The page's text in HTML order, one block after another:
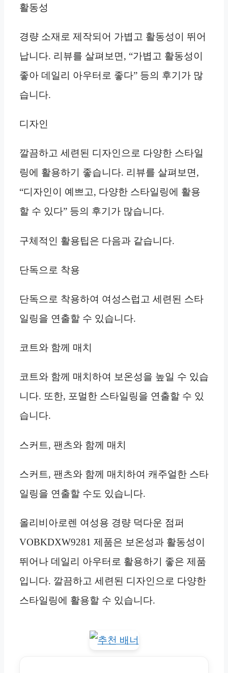
활동성
경량 소재로 제작되어 가볍고 활동성이 뛰어
납니다. 리뷰를 살펴보면, “가볍고 활동성이
좋아 데일리 아우터로 좋다” 등의 후기가 많
습니다.
디자인
깔끔하고 세련된 디자인으로 다양한 스타일
링에 활용하기 좋습니다. 리뷰를 살펴보면,
“디자인이 예쁘고, 다양한 스타일링에 활용
할 수 있다” 등의 후기가 많습니다.
구체적인 활용팁은 다음과 같습니다.
단독으로 착용
단독으로 착용하여 여성스럽고 세련된 스타
일링을 연출할 수 있습니다.
코트와 함께 매치
코트와 함께 매치하여 보온성을 높일 수 있습
니다. 또한, 포멀한 스타일링을 연출할 수 있
습니다.
스커트, 팬츠와 함께 매치
스커트, 팬츠와 함께 매치하여 캐주얼한 스타
일링을 연출할 수도 있습니다.
올리비아로렌 여성용 경량 덕다운 점퍼
VOBKDXW9281 제품은 보온성과 활동성이
뛰어나 데일리 아우터로 활용하기 좋은 제품
입니다. 깔끔하고 세련된 디자인으로 다양한
스타일링에 활용할 수 있습니다.